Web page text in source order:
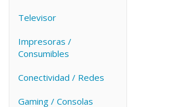
Televisor
Impresoras /
Consumibles
Conectividad / Redes
Gaming / Consolas